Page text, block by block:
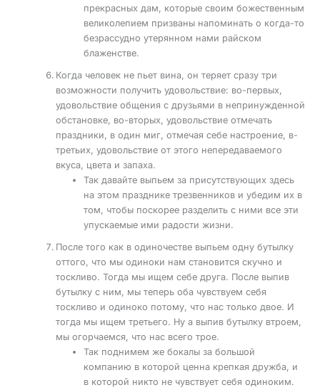
прекрасных дам, которые своим божественным
великолепием призваны напоминать о когда-то
безрассудно утерянном нами райском
блаженстве.
Когда человек не пьет вина, он теряет сразу три
возможности получить удовольствие: во-первых,
удовольствие общения с друзьями в непринужденной
обстановке, во-вторых, удовольствие отмечать
праздники, в один миг, отмечая себе настроение, в-
третьих, удовольствие от этого непередаваемого
вкуса, цвета и запаха.
Так давайте выпьем за присутствующих здесь
на этом празднике трезвенников и убедим их в
том, чтобы поскорее разделить с ними все эти
упускаемые ими радости жизни.
После того как в одиночестве выпьем одну бутылку
оттого, что мы одиноки нам становится скучно и
тоскливо. Тогда мы ищем себе друга. После выпив
бутылку с ним, мы теперь оба чувствуем себя
тоскливо и одиноко потому, что нас только двое. И
тогда мы ищем третьего. Ну а выпив бутылку втроем,
мы огорчаемся, что нас всего трое.
Так поднимем же бокалы за большой
компанию в которой ценна крепкая дружба, и
в которой никто не чувствует себя одиноким.